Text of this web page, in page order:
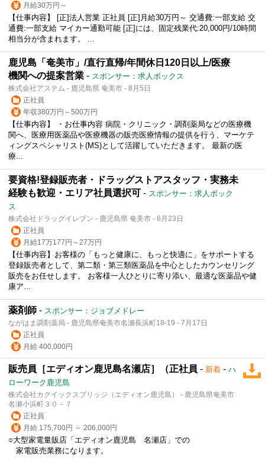
月給30万円～
【仕事内容】 [正]法人営業 正社員 [正]月給30万円～ 交通費:一部支給 交
通費:一部支給 マイカー通勤可能 [正]には、固定残業代:20,000円/10時間
相当分が含まれます。 ...
鹿児島「奄美市」/直行直帰/年間休日120日以上/医療
機関への提案営業 - スポンサー：求人ボックス
株式会社アステム - 鹿児島県 奄美市 - 8月5日
正社員
年収380万円～500万円
【仕事内容】 ・お仕事内容 病院・クリニック・調剤薬局などの医療機
関へ、医療用医薬品や医療機器の販売医療情報の提供を行う、マーケテ
ィングスペシャリスト(MS)として活躍していただきます。 最新の医
療...
要資格!登録販売者・ドラッグストアスタッフ・実務未
経験も歓迎・エリア社員選択可 - スポンサー：求人ボック
ス
株式会社ドラッグイレブン - 鹿児島県 奄美市 - 6月23日
正社員
月給17万177円～27万円
【仕事内容】お客様の「もっと健康に、もっと快適に」をサポートする
登録販売者として、第二類・第三類医薬品を中心としたカウンセリング
販売をお任せします。 お客様一人ひとりに寄り添い、最適な医薬品や健
康ア...
薬剤師 - スポンサー：ジョブメドレー
ながはま調剤薬局 - 鹿児島県奄美市名瀬長浜町18-19 - 7月17日
正社員
月給 400,000円
販売員［エディオン鹿児島名瀬店］（正社員 - 新着 - ハ
ローワーク鹿児島
株式会社カクイックスブリッジ（エディオン鹿児島） - 鹿児島県奄美市
名瀬小浜町３０－７
正社員
月給 175,700円 ～ 206,000円
○大型家電量販店「エディオン鹿児島 名瀬店」での
家電販売業務になります。